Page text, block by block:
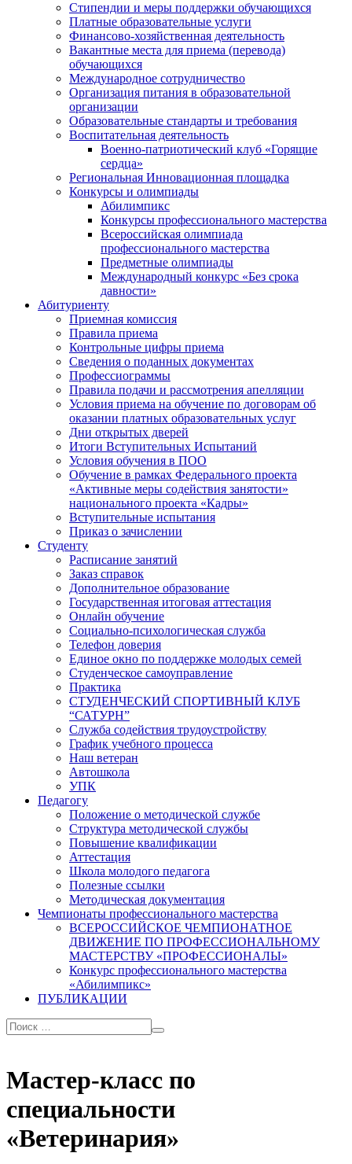
Стипендии и меры поддержки обучающихся
Платные образовательные услуги
Финансово-хозяйственная деятельность
Вакантные места для приема (перевода)
обучающихся
Международное сотрудничество
Организация питания в образовательной
организации
Образовательные стандарты и требования
Воспитательная деятельность
Военно-патриотический клуб «Горящие
сердца»
Региональная Инновационная площадка
Конкурсы и олимпиады
Абилимпикс
Конкурсы профессионального мастерства
Всероссийская олимпиада
профессионального мастерства
Предметные олимпиады
Международный конкурс «Без срока
давности»
Абитуриенту
Приемная комиссия
Правила приема
Контрольные цифры приема
Сведения о поданных документах
Профессиограммы
Правила подачи и рассмотрения апелляции
Условия приема на обучение по договорам об
оказании платных образовательных услуг
Дни открытых дверей
Итоги Вступительных Испытаний
Условия обучения в ПОО
Обучение в рамках Федерального проекта
«Активные меры содействия занятости»
национального проекта «Кадры»
Вступительные испытания
Приказ о зачислении
Студенту
Расписание занятий
Заказ справок
Дополнительное образование
Государственная итоговая аттестация
Онлайн обучение
Социально-психологическая служба
Телефон доверия
Единое окно по поддержке молодых семей
Студенческое самоуправление
Практика
СТУДЕНЧЕСКИЙ СПОРТИВНЫЙ КЛУБ
“САТУРН”
Служба содействия трудоустройству
График учебного процесса
Наш ветеран
Автошкола
УПК
Педагогу
Положение о методической службе
Структура методической службы
Повышение квалификации
Аттестация
Школа молодого педагога
Полезные ссылки
Методическая документация
Чемпионаты профессионального мастерства
ВСЕРОССИЙСКОЕ ЧЕМПИОНАТНОЕ
ДВИЖЕНИЕ ПО ПРОФЕССИОНАЛЬНОМУ
МАСТЕРСТВУ «ПРОФЕССИОНАЛЫ»
Конкурс профессионального мастерства
«Абилимпикс»
ПУБЛИКАЦИИ
Мастер-класс по
специальности
«Ветеринария»